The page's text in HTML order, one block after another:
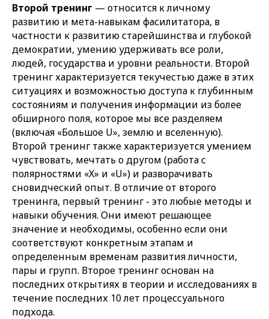
Второй тренинг — относится к личному
развитию и мета-навыкам фасилитатора, в
частности к развитию старейшинства и глубокой
демократии, умению удерживать все роли,
людей, государства и уровни реальности. Второй
тренинг характеризуется текучестью даже в этих
ситуациях и возможностью доступа к глубинным
состояниям и получения информации из более
обширного поля, которое мы все разделяем
(включая «Большое U», землю и вселенную).
Второй тренинг также характеризуется умением
чувствовать, мечтать о другом (работа с
полярностями «Х» и «U») и разворачивать
сновидческий опыт. В отличие от второго
тренинга, первый тренинг - это любые методы и
навыки обучения. Они имеют решающее
значение и необходимы, особенно если они
соответствуют конкретным этапам и
определенным временам развития личности,
пары и групп. Второе тренинг основан на
последних открытиях в теории и исследованиях в
течение последних 10 лет процессуального
подхода.